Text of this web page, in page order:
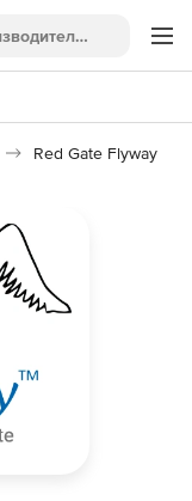
Red Gate Flyway